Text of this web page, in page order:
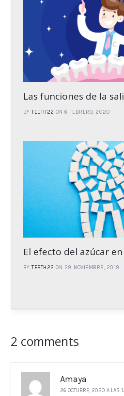
Las funciones de la
BYTEETH22 ON 6 FEBRERO, 2020
El efecto del azúcar
BYTEETH22 ON 28 NOVIEMBRE, 2019
2 comments
Amaya
26 OCTUBRE, 2020 A LAS